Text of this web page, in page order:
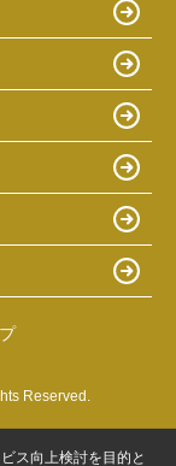
Reserved.
ス向上検討を目的と